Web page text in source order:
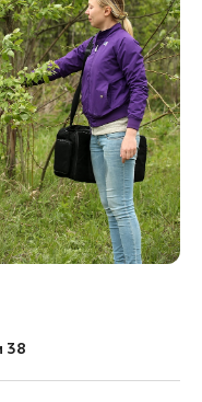
38